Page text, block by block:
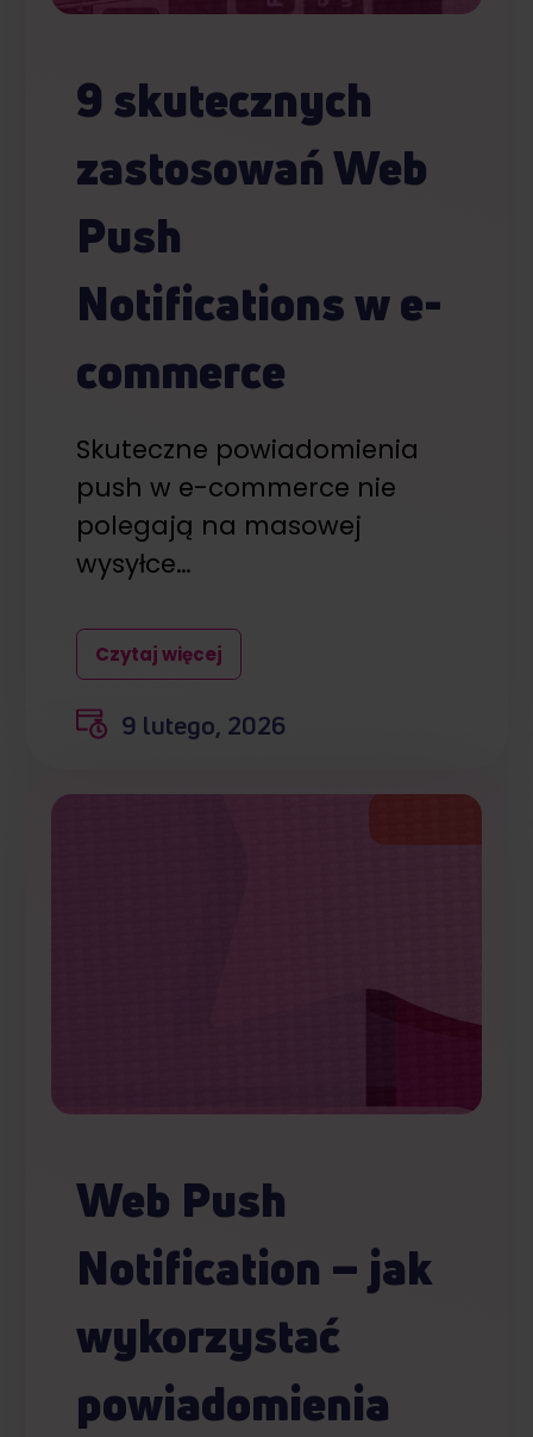
9 skutecznych
zastosowań Web
Push
Notifications w e-
commerce
Skuteczne powiadomienia
push w e-commerce nie
polegają na masowej
wysyłce…
Czytaj więcej
9 lutego, 2026
Web Push
Notification – jak
wykorzystać
powiadomienia